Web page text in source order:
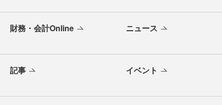
財務・会計Online ニュース
記事 イベント